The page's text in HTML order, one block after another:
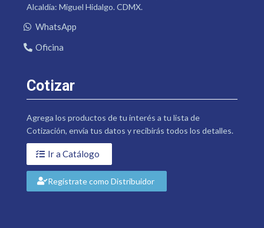
Alcaldía: Miguel Hidalgo. CDMX.
WhatsApp
Oficina
Cotizar
Agrega los productos de tu interés a tu lista de
Cotización, envía tus datos y recibirás todos los detalles.
Ir a Catálogo
Regístrate como Distribuidor